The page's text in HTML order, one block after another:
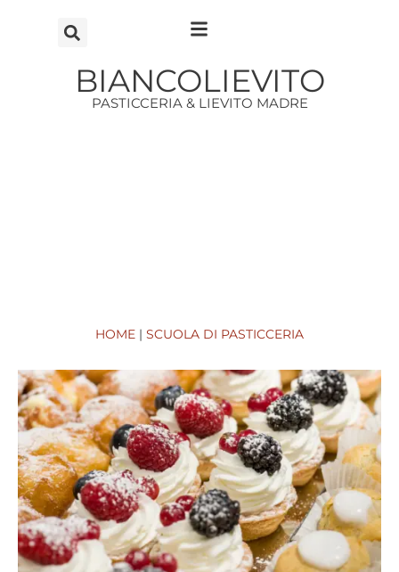
BIANCOLIEVITO
PASTICCERIA & LIEVITO MADRE
HOME | SCUOLA DI PASTICCERIA